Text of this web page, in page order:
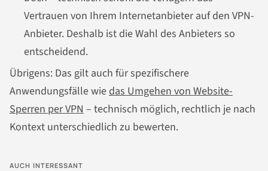
Vertrauen von Ihrem Internetanbieter auf den VPN-
Anbieter. Deshalb ist die Wahl des Anbieters so
entscheidend.
Übrigens: Das gilt auch für spezifischere
Anwendungsfälle wie das Umgehen von Website-
Sperren per VPN – technisch möglich, rechtlich je nach
Kontext unterschiedlich zu bewerten.
AUCH INTERESSANT